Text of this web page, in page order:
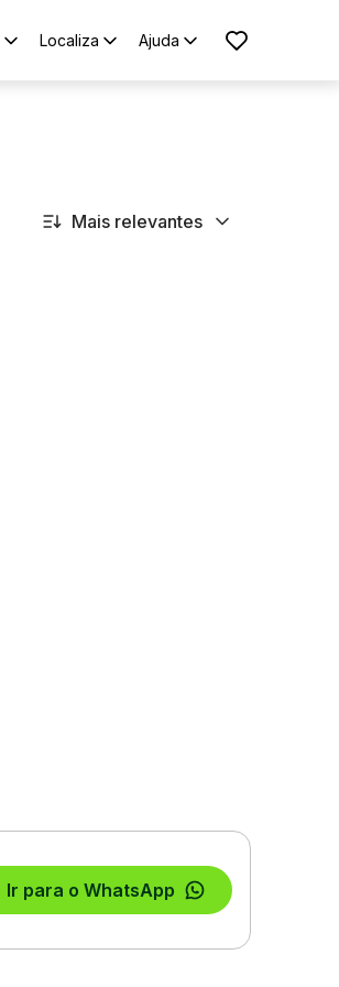
Localiza Ajuda
Mais relevantes
Ir para o WhatsApp